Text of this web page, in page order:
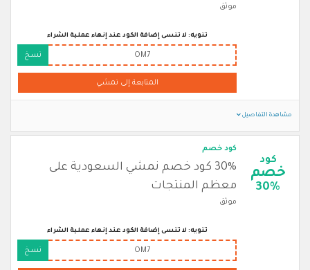
موثق
تنويه: لا تنسى إضافة الكود عند إنهاء عملية الشراء
OM7 نسخ
المتابعة إلى نمشي
مشاهدة التفاصيل
كود
خصم
30%
كود خصم
30% كود خصم نمشي السعودية على
معظم المنتجات
موثق
تنويه: لا تنسى إضافة الكود عند إنهاء عملية الشراء
OM7 نسخ